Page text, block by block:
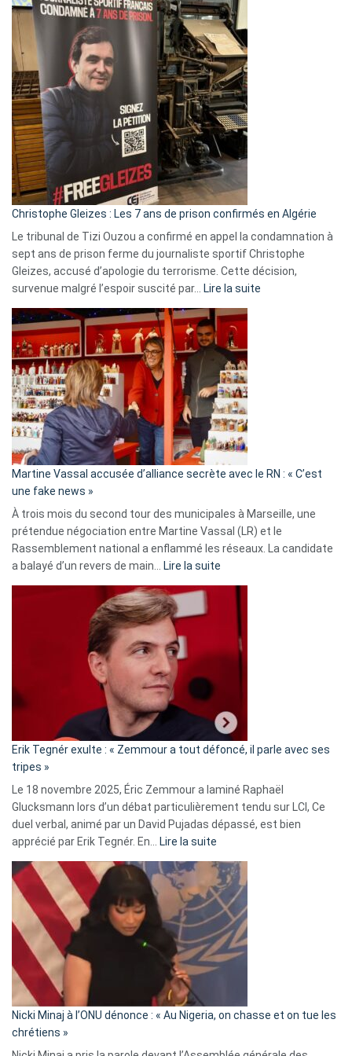
:
Pays-
Bas,
Espagne,
Irlande
et
Slovénie
rejettent
la
présence
d’Israël
Christophe Gleizes : Les 7 ans de prison confirmés en Algérie
Le tribunal de Tizi Ouzou a confirmé en appel la condamnation à
sept ans de prison ferme du journaliste sportif Christophe
Gleizes, accusé d’apologie du terrorisme. Cette décision,
survenue malgré l’espoir suscité par…
Lire la suite
Algérie
Martine Vassal accusée d’alliance secrète avec le RN : « C’est
une fake news »
À trois mois du second tour des municipales à Marseille, une
prétendue négociation entre Martine Vassal (LR) et le
Rassemblement national a enflammé les réseaux. La candidate
a balayé d’un revers de main…
Lire la suite
d’alliance
secrète
«
C’est
fake
news
»
Erik Tegnér exulte : « Zemmour a tout défoncé, il parle avec ses
tripes »
Le 18 novembre 2025, Éric Zemmour a laminé Raphaël
Glucksmann lors d’un débat particulièrement tendu sur LCI, Ce
duel verbal, animé par un David Pujadas dépassé, est bien
apprécié par Erik Tegnér. En…
Lire la suite
Tegnér
exulte
« Zemmour
a
tout
parle
ses
Nicki Minaj à l’ONU dénonce : « Au Nigeria, on chasse et on tue les
chrétiens »